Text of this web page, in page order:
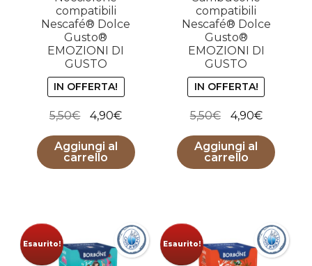
compatibili
Nescafé® Dolce
Gusto®
EMOZIONI DI
GUSTO
IN OFFERTA!
5,50€
prezzo
originale
era:
4,90€Il
prezzo
attuale
è:
Aggiungi al
carrello
compatibili
Nescafé® Dolce
Gusto®
EMOZIONI DI
GUSTO
IN OFFERTA!
5,50€
prezzo
originale
era:
4,90€Il
prezzo
attuale
è:
Aggiungi al
carrello
Esaurito! Esaurito!